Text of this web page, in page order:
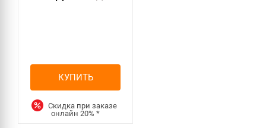
КУПИТЬ
Скидка при заказе
онлайн20%*